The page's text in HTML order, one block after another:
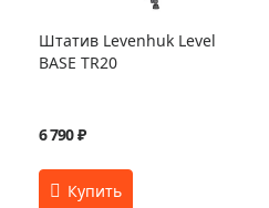
Штатив Levenhuk Level
BASE TR20
6 790 ₽